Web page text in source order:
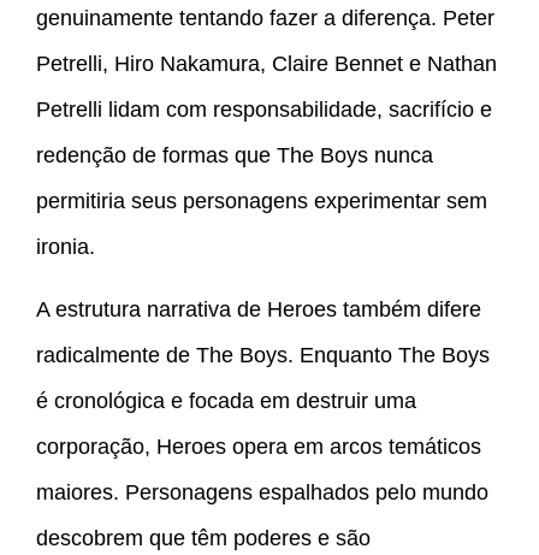
genuinamente tentando fazer a diferença. Peter
Petrelli, Hiro Nakamura, Claire Bennet e Nathan
Petrelli lidam com responsabilidade, sacrifício e
redenção de formas que The Boys nunca
permitiria seus personagens experimentar sem
ironia.
A estrutura narrativa de Heroes também difere
radicalmente de The Boys. Enquanto The Boys
é cronológica e focada em destruir uma
corporação, Heroes opera em arcos temáticos
maiores. Personagens espalhados pelo mundo
descobrem que têm poderes e são